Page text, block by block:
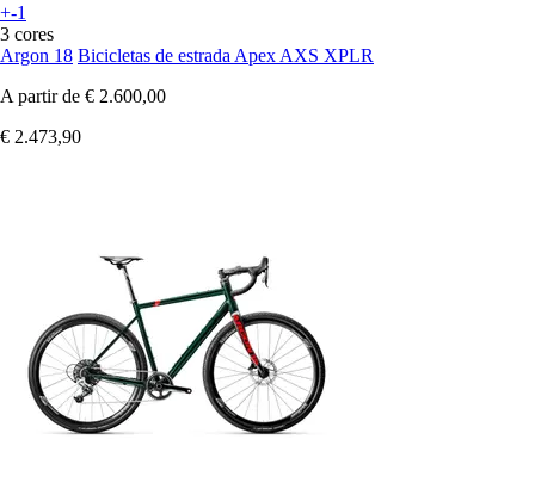
+-1
3 cores
Argon 18 Bicicletas de estrada Apex AXS XPLR
A partir de € 2.600,00
€ 2.473,90